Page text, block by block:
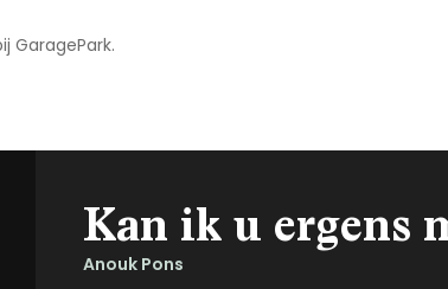
GaragePark.
Kan ik u ergens
Anouk Pons